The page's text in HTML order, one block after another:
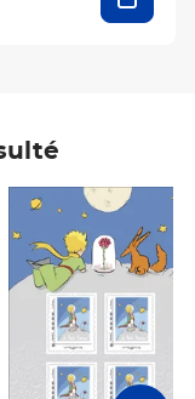
7,50€